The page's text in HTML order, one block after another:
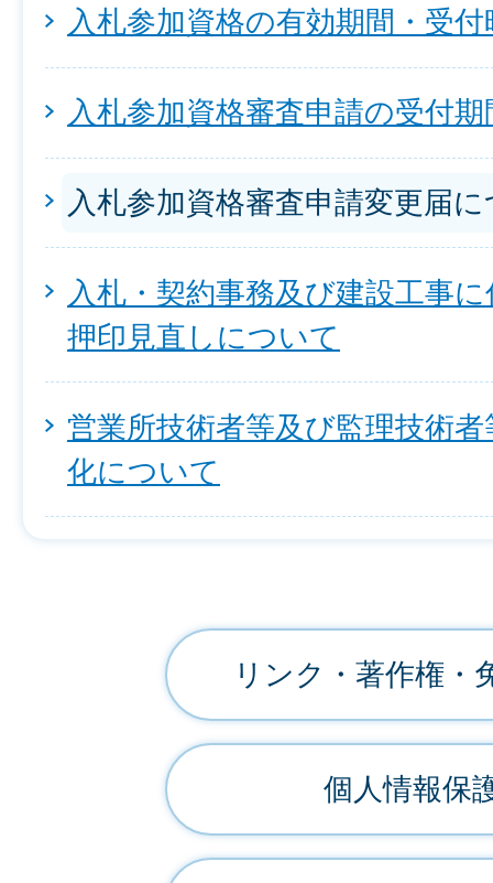
入札参加資格の有効期間・受
入札参加資格審査申請の受付
入札参加資格審査申請変更届
入札・契約事務及び建設工事
押印見直しについて
営業所技術者等及び監理技術
化について
リンク・著作権・
個人情報保